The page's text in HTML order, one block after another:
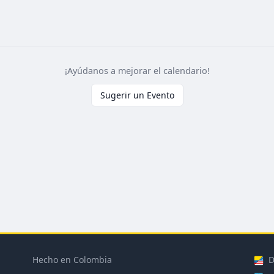
¡Ayúdanos a mejorar el calendario!
Sugerir un Evento
Hecho en Colombia